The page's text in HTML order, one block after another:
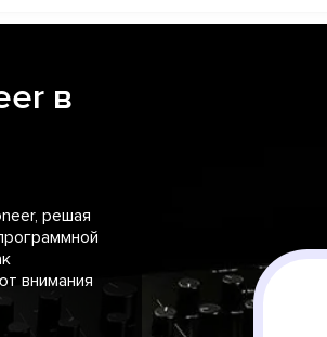
в
решая
внимания